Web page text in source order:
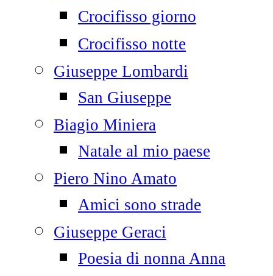
Crocifisso giorno
Crocifisso notte
Giuseppe Lombardi
San Giuseppe
Biagio Miniera
Natale al mio paese
Piero Nino Amato
Amici sono strade
Giuseppe Geraci
Poesia di nonna Anna